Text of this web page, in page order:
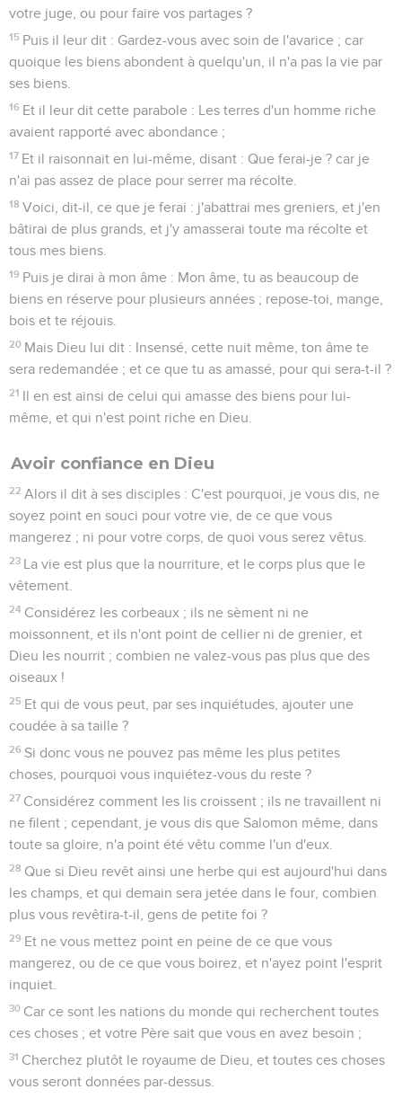
votre juge, ou pour faire vos partages ?
15 Puis il leur dit : Gardez-vous avec soin de l'avarice ; car
quoique les biens abondent à quelqu'un, il n'a pas la vie par
ses biens.
16 Et il leur dit cette parabole : Les terres d'un homme riche
avaient rapporté avec abondance ;
17 Et il raisonnait en lui-même, disant : Que ferai-je ? car je
n'ai pas assez de place pour serrer ma récolte.
18 Voici, dit-il, ce que je ferai : j'abattrai mes greniers, et j'en
bâtirai de plus grands, et j'y amasserai toute ma récolte et
tous mes biens.
19 Puis je dirai à mon âme : Mon âme, tu as beaucoup de
biens en réserve pour plusieurs années ; repose-toi, mange,
bois et te réjouis.
20 Mais Dieu lui dit : Insensé, cette nuit même, ton âme te
sera redemandée ; et ce que tu as amassé, pour qui sera-t-il ?
21 Il en est ainsi de celui qui amasse des biens pour lui-
même, et qui n'est point riche en Dieu.
Avoir confiance en Dieu
22 Alors il dit à ses disciples : C'est pourquoi, je vous dis, ne
soyez point en souci pour votre vie, de ce que vous
mangerez ; ni pour votre corps, de quoi vous serez vêtus.
23 La vie est plus que la nourriture, et le corps plus que le
vêtement.
24 Considérez les corbeaux ; ils ne sèment ni ne
moissonnent, et ils n'ont point de cellier ni de grenier, et
Dieu les nourrit ; combien ne valez-vous pas plus que des
oiseaux !
25 Et qui de vous peut, par ses inquiétudes, ajouter une
coudée à sa taille ?
26 Si donc vous ne pouvez pas même les plus petites
choses, pourquoi vous inquiétez-vous du reste ?
27 Considérez comment les lis croissent ; ils ne travaillent ni
ne filent ; cependant, je vous dis que Salomon même, dans
toute sa gloire, n'a point été vêtu comme l'un d'eux.
28 Que si Dieu revêt ainsi une herbe qui est aujourd'hui dans
les champs, et qui demain sera jetée dans le four, combien
plus vous revêtira-t-il, gens de petite foi ?
29 Et ne vous mettez point en peine de ce que vous
mangerez, ou de ce que vous boirez, et n'ayez point l'esprit
inquiet.
30 Car ce sont les nations du monde qui recherchent toutes
ces choses ; et votre Père sait que vous en avez besoin ;
31 Cherchez plutôt le royaume de Dieu, et toutes ces choses
vous seront données par-dessus.